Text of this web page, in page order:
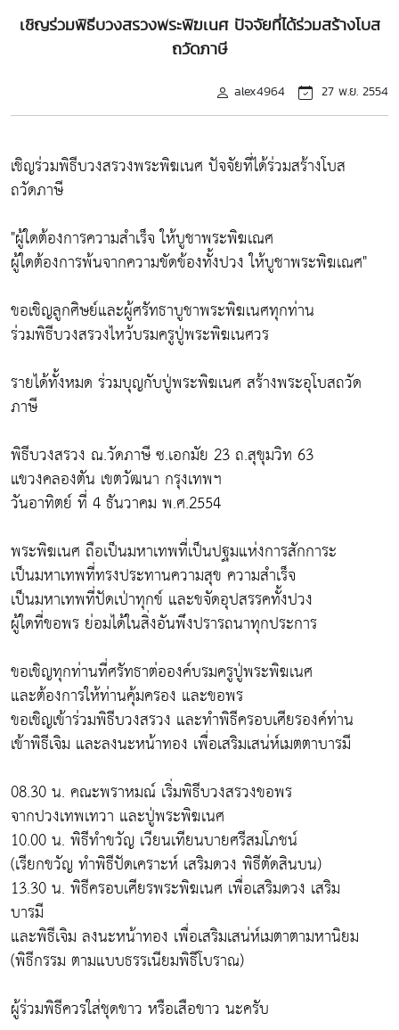
เชิญร่วมพิธีบวงสรวงพระพิฆเนศ ปัจจัยที่ได้ร่วมสร้างโบส
ถวัดภาษี
alex4964 27 พ.ย. 2554
เชิญร่วมพิธีบวงสรวงพระพิฆเนศ ปัจจัยที่ได้ร่วมสร้างโบส
ถวัดภาษี
"ผู้ใดต้องการความสำเร็จ ให้บูชาพระพิฆเณศ
ผู้ใดต้องการพ้นจากความขัดข้องทั้งปวง ให้บูชาพระพิฆเณศ"
ขอเชิญลูกศิษย์และผู้ศรัทธาบูชาพระพิฆเนศทุกท่าน
ร่วมพิธีบวงสรวงไหว้บรมครูปู่พระพิฆเนศวร
รายได้ทั้งหมด ร่วมบุญกับปู่พระพิฆเนศ สร้างพระอุโบสถวัด
ภาษี
พิธีบวงสรวง ณ.วัดภาษี ซ.เอกมัย 23 ถ.สุขุมวิท 63
แขวงคลองตัน เขตวัฒนา กรุงเทพฯ
วันอาทิตย์ ที่ 4 ธันวาคม พ.ศ.2554
พระพิฆเนศ ถือเป็นมหาเทพที่เป็นปฐมแห่งการสักการะ
เป็นมหาเทพที่ทรงประทานความสุข ความสำเร็จ
เป็นมหาเทพที่ปัดเป่าทุกข์ และขจัดอุปสรรคทั้งปวง
ผู้ใดที่ขอพร ย่อมได้ในสิ่งอันพึงปรารถนาทุกประการ
ขอเชิญทุกท่านที่ศรัทธาต่อองค์บรมครูปู่พระพิฆเนศ
และต้องการให้ท่านคุ้มครอง และขอพร
ขอเชิญเข้าร่วมพิธีบวงสรวง และทำพิธีครอบเศียรองค์ท่าน
เข้าพิธีเจิม และลงนะหน้าทอง เพื่อเสริมเสน่ห์เมตตาบารมี
08.30 น. คณะพราหมณ์ เริ่มพิธีบวงสรวงขอพร
จากปวงเทพเทวา และปู่พระพิฆเนศ
10.00 น. พิธีทำขวัญ เวียนเทียนบายศรีสมโภชน์
(เรียกขวัญ ทำพิธีปัดเคราะห์ เสริมดวง พิธีตัดสินบน)
13.30 น. พิธีครอบเศียรพระพิฆเนศ เพื่อเสริมดวง เสริม
บารมี
และพิธีเจิม ลงนะหน้าทอง เพื่อเสริมเสน่ห์เมตาตามหานิยม
(พิธีกรรม ตามแบบธรรเนียมพิธีโบราณ)
ผู้ร่วมพิธีควรใส่ชุดขาว หรือเสือขาว นะครับ